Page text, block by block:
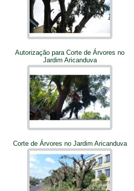
Autorização para Corte de Árvores no
Jardim Aricanduva
Corte de Árvores no Jardim Aricanduva